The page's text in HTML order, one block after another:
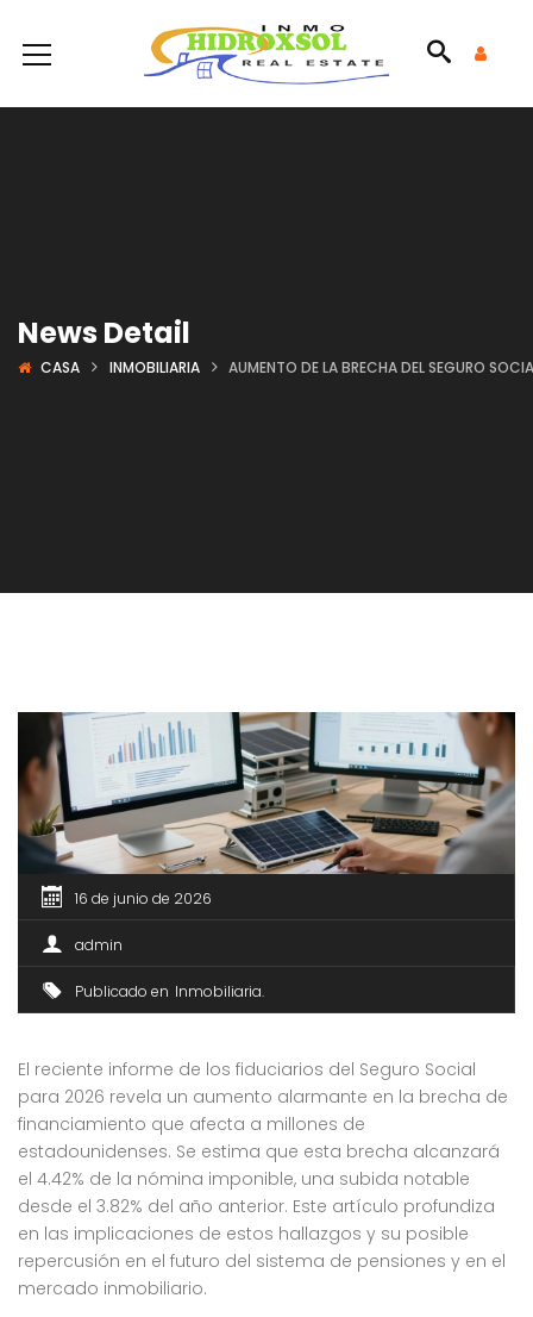
News Detail
CASA INMOBILIARIA AUMENTO DE LA BRECHA DEL SEGURO
16 de junio de 2026
admin
Publicado en Inmobiliaria
El reciente informe de los fiduciarios del Seguro Social
para 2026 revela un aumento alarmante en la brecha de
financiamiento que afecta a millones de
estadounidenses. Se estima que esta brecha alcanzará
el 4.42% de la nómina imponible, una subida notable
desde el 3.82% del año anterior. Este artículo profundiza
en las implicaciones de estos hallazgos y su posible
repercusión en el futuro del sistema de pensiones y en el
mercado inmobiliario.